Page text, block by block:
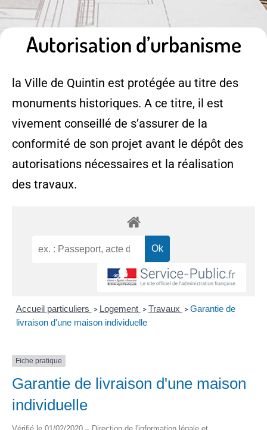
Autorisation d’urbanisme
la Ville de Quintin est protégée au titre des
monuments historiques. A ce titre, il est
vivement conseillé de s’assurer de la
conformité de son projet avant le dépôt des
autorisations nécessaires et la réalisation
des travaux.
Accueil particuliers > Logement > Travaux > Garantie de
livraison d'une maison individuelle
Fiche pratique
Garantie de livraison d'une maison
individuelle